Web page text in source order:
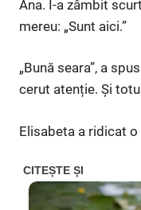
Ana. I-a zâmbit
mereu: „Sunt aici.”
„Bună seara”, a
cerut atenție. Și
Elisabeta a ridicat